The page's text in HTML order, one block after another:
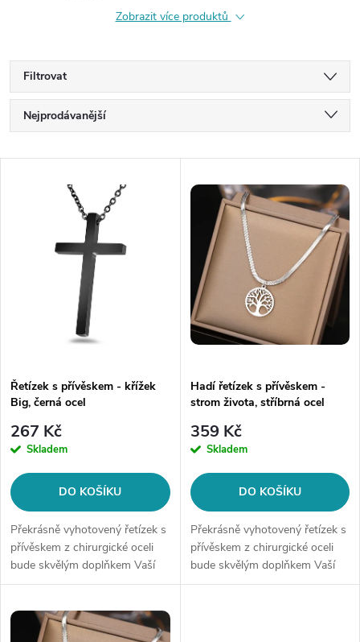
Zobrazit více produktů
Filtrovat
Ř
a
r
o
d
u
k
t
Nejprodávanější
p
r
o
d
u
k
t
Řetízek s přívěskem - křížek
Big, černá ocel
267 Kč
Skladem
DO KOŠÍKU
Překrásně vyhotovený řetízek s
přívěskem z chirurgické oceli
bude skvělým doplňkem Vaší
kolekce šperků. Materiál:
řetízku: 45 cm Šíře řetízku: 0,9
Hadí řetízek s přívěskem -
strom života, stříbrná ocel
359 Kč
Skladem
DO KOŠÍKU
Překrásně vyhotovený řetízek s
přívěskem z chirurgické oceli
bude skvělým doplňkem Vaší
kolekce šperků. Materiál: